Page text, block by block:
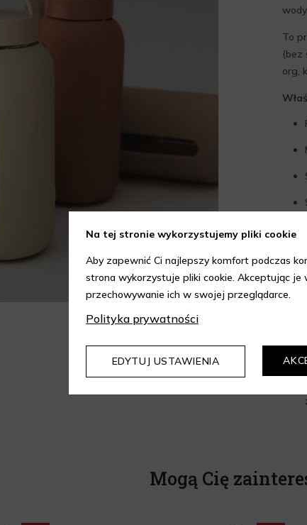
To
(bez
org,
Mogą Cię
Na tej stronie wykorzystujemy pliki cookie
Aby zapewnić Ci najlepszy komfort podczas
strona wykorzystuje pliki cookie. Akceptując je
przechowywanie ich w swojej przeglądarce.
Polityka prywatności
EDYTUJ USTAWIENIA